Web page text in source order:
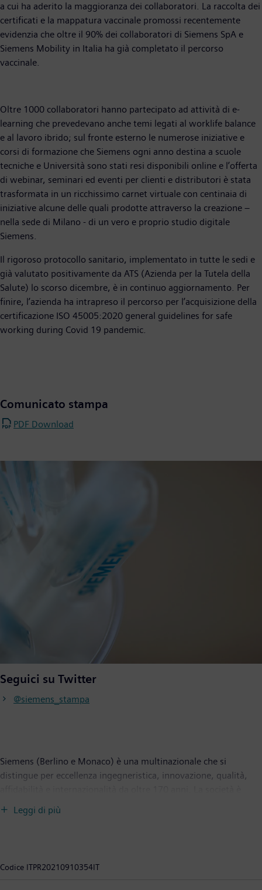
a cui ha aderito la maggioranza dei collaboratori. La raccolta dei
certificati e la mappatura vaccinale promossi recentemente
evidenzia che oltre il 90% dei collaboratori di Siemens SpA e
Siemens Mobility in Italia ha già completato il percorso
vaccinale.
Oltre 1000 collaboratori hanno partecipato ad attività di e-
learning che prevedevano anche temi legati al worklife balance
e al lavoro ibrido; sul fronte esterno le numerose iniziative e
corsi di formazione che Siemens ogni anno destina a scuole
tecniche e Università sono stati resi disponibili online e l’offerta
di webinar, seminari ed eventi per clienti e distributori è stata
trasformata in un ricchissimo carnet virtuale con centinaia di
iniziative alcune delle quali prodotte attraverso la creazione –
nella sede di Milano - di un vero e proprio studio digitale
Siemens.
Il rigoroso protocollo sanitario, implementato in tutte le sedi e
già valutato positivamente da ATS (Azienda per la Tutela della
Salute) lo scorso dicembre, è in continuo aggiornamento. Per
finire, l’azienda ha intrapreso il percorso per l’acquisizione della
certificazione ISO 45005:2020 general guidelines for safe
working during Covid 19 pandemic.
Comunicato stampa
PDF Download
Seguici su Twitter
@siemens_stampa
Siemens (Berlino e Monaco) è una multinazionale che si
distingue per eccellenza ingegneristica, innovazione, qualità,
infrastrutture intelligenti per edifici e sistemi energetici
Mobility, fornitore leader di soluzioni di mobilità intelligenti per
Leggi di più
Codice ITPR20210910354IT